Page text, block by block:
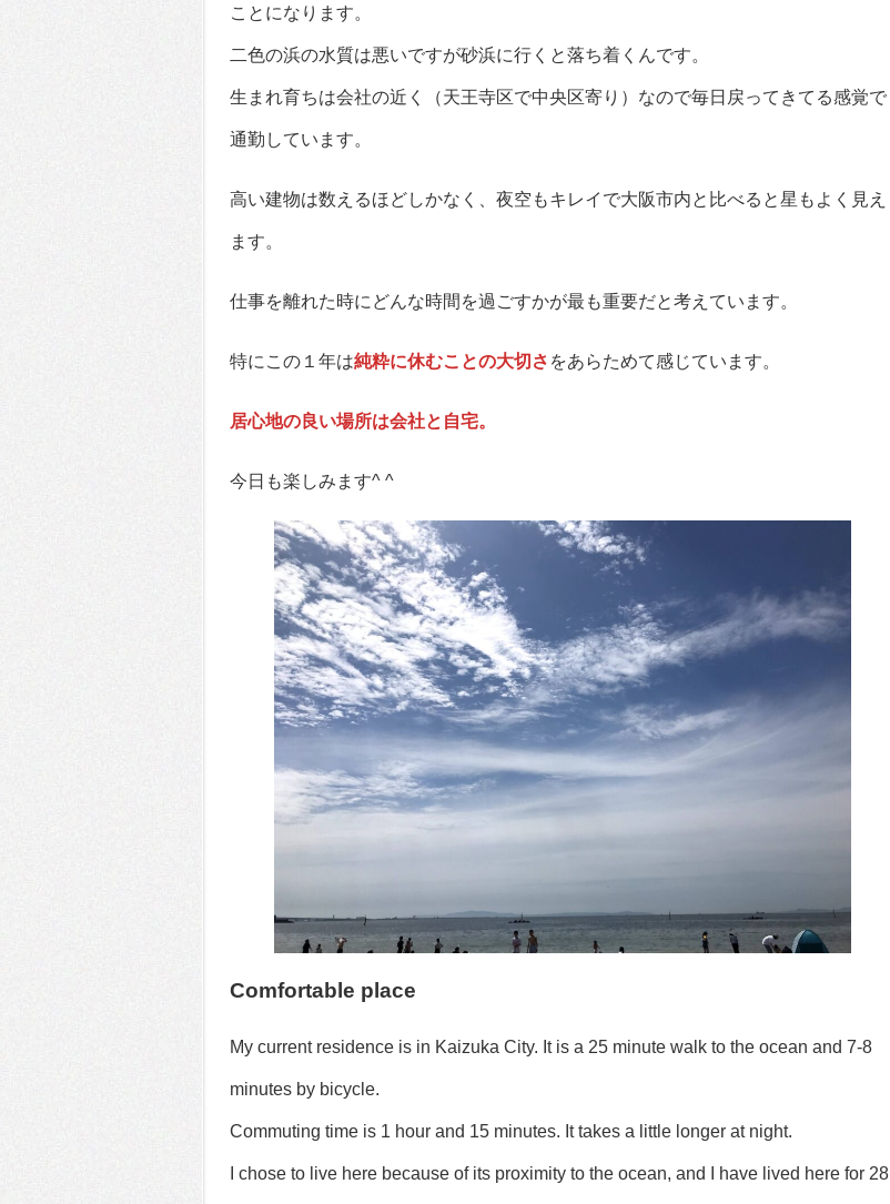
ことになります。
二色の浜の水質は悪いですが砂浜に行くと落ち着くんです。
生まれ育ちは会社の近く（天王寺区で中央区寄り）なので毎日戻ってきてる感覚で
通勤しています。
高い建物は数えるほどしかなく、夜空もキレイで大阪市内と比べると星もよく見え
ます。
仕事を離れた時にどんな時間を過ごすかが最も重要だと考えています。
特にこの１年は純粋に休むことの大切さ をあらためて感じています。
居心地の良い場所は会社と自宅。
今日も楽しみます^ ^
Comfortable place
My current residence is in Kaizuka City. It is a 25 minute walk to the ocean and 7-8
minutes by bicycle.
Commuting time is 1 hour and 15 minutes. It takes a little longer at night.
I chose to live here because of its proximity to the ocean, and I have lived here for 28